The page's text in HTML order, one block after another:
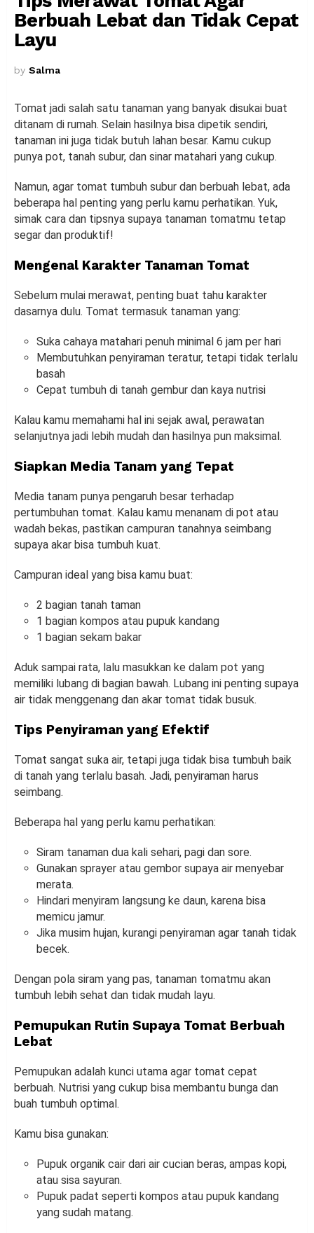
Berbuah Lebat dan Tidak Cepat
Layu
by Salma
Tomat jadi salah satu tanaman yang banyak disukai buat
ditanam di rumah. Selain hasilnya bisa dipetik sendiri,
tanaman ini juga tidak butuh lahan besar. Kamu cukup
punya pot, tanah subur, dan sinar matahari yang cukup.
Namun, agar tomat tumbuh subur dan berbuah lebat, ada
beberapa hal penting yang perlu kamu perhatikan. Yuk,
simak cara dan tipsnya supaya tanaman tomatmu tetap
segar dan produktif!
Mengenal Karakter Tanaman Tomat
Sebelum mulai merawat, penting buat tahu karakter
dasarnya dulu. Tomat termasuk tanaman yang:
Suka cahaya matahari penuh minimal 6 jam per hari
Membutuhkan penyiraman teratur, tetapi tidak terlalu
basah
Cepat tumbuh di tanah gembur dan kaya nutrisi
Kalau kamu memahami hal ini sejak awal, perawatan
selanjutnya jadi lebih mudah dan hasilnya pun maksimal.
Siapkan Media Tanam yang Tepat
Media tanam punya pengaruh besar terhadap
pertumbuhan tomat. Kalau kamu menanam di pot atau
wadah bekas, pastikan campuran tanahnya seimbang
supaya akar bisa tumbuh kuat.
Campuran ideal yang bisa kamu buat:
2 bagian tanah taman
1 bagian kompos atau pupuk kandang
1 bagian sekam bakar
Aduk sampai rata, lalu masukkan ke dalam pot yang
memiliki lubang di bagian bawah. Lubang ini penting supaya
air tidak menggenang dan akar tomat tidak busuk.
Tips Penyiraman yang Efektif
Tomat sangat suka air, tetapi juga tidak bisa tumbuh baik
di tanah yang terlalu basah. Jadi, penyiraman harus
seimbang.
Beberapa hal yang perlu kamu perhatikan:
Siram tanaman dua kali sehari, pagi dan sore.
Gunakan sprayer atau gembor supaya air menyebar
merata.
Hindari menyiram langsung ke daun, karena bisa
memicu jamur.
Jika musim hujan, kurangi penyiraman agar tanah tidak
becek.
Dengan pola siram yang pas, tanaman tomatmu akan
tumbuh lebih sehat dan tidak mudah layu.
Pemupukan Rutin Supaya Tomat Berbuah
Lebat
Pemupukan adalah kunci utama agar tomat cepat
berbuah. Nutrisi yang cukup bisa membantu bunga dan
buah tumbuh optimal.
Kamu bisa gunakan:
Pupuk organik cair dari air cucian beras, ampas kopi,
atau sisa sayuran.
Pupuk padat seperti kompos atau pupuk kandang
yang sudah matang.